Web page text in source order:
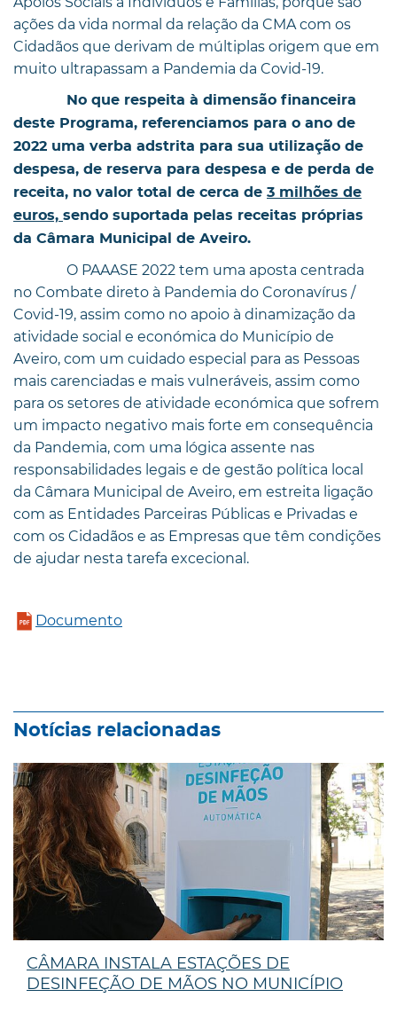
ações da vida normal da relação da CMA com os
Cidadãos que derivam de múltiplas origem que em
muito ultrapassam a Pandemia da Covid-19.
No que respeita à dimensão financeira
deste Programa, referenciamos para o ano de
2022 uma verba adstrita para sua utilização de
despesa, de reserva para despesa e de perda de
receita, no valor total de cerca de 3 milhões de
euros, sendo suportada pelas receitas próprias
da Câmara Municipal de Aveiro.
O PAAASE 2022 tem uma aposta centrada
no Combate direto à Pandemia do Coronavírus /
Covid-19, assim como no apoio à dinamização da
atividade social e económica do Município de
Aveiro, com um cuidado especial para as Pessoas
mais carenciadas e mais vulneráveis, assim como
para os setores de atividade económica que sofrem
um impacto negativo mais forte em consequência
da Pandemia, com uma lógica assente nas
responsabilidades legais e de gestão política local
da Câmara Municipal de Aveiro, em estreita ligação
com as Entidades Parceiras Públicas e Privadas e
com os Cidadãos e as Empresas que têm condições
de ajudar nesta tarefa excecional.
Documento
Notícias relacionadas
CÂMARA INSTALA ESTAÇÕES DE
DESINFEÇÃO DE MÃOS NO MUNICÍPIO